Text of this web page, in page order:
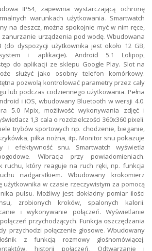
IP54, zapewnia wystarczającą ochronę
warunkach użytkowania. Smartwatch
na deszcz, można spokojnie myć w nim ręce,
urządzenia pod wodę. Wbudowana
(do dyspozycji użytkownika jest około 12 GB,
i aplikacje). Android 5.1 Lolipop,
do aplikacji ze sklepu Google Play. Slot na
służyć jako osobny telefon komórkowy.
pozwolą kontrolować parametry przez cały
lub podczas codziennego użytkowania. Pełna
i iOS, wbudowany Bluetooth w wersji 4.0.
5.0 Mpix, możliwość wykonywania zdjęć i
1,3 cala o rozdzielczości 360x360 pixeli.
trybów sportowych np. chodzenie, bieganie,
piłka nożna, itp. Monitor snu pokazuje
i efektywność snu. Smartwatch wyświetla
Wibracja przy powiadomieniach.
ruchu, który reaguje na ruch ręki, np. funkcja
nadgarstkiem. Wbudowany krokomierz
użytkownika w czasie rzeczywistym za pomocą
pulsu. Możliwy jest dokładny pomiar ilości
zrobionych kroków, spalonych kalorii.
i wykonywanie połączeń. Wyświetlanie
przychodzących. Funkcja oszczędzania
przychodzi połączenie głosowe. Wbudowany
z funkcją rozmowy głośnomówiącej.
historii połączeń. Odtwarzanie i